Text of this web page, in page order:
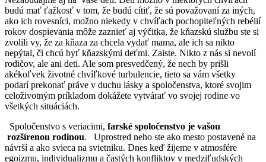
budú mať ťažkosť v tom, že budú cítiť, že sú považovaní za iných,
ako ich rovesníci, možno niekedy v chvíľach pochopiteľných rebélií
rokov dospievania môže zaznieť aj výčitka, že kňazskú službu ste si
zvolili vy, že za kňaza za chcela vydať mama, ale ich sa nikto
nepýtal, či chcú byť kňazskými deťmi. Zaiste. Nikto z nás si nevolí
rodičov, ale ani deti. Ale som presvedčený, že nech by prišli
akékoľvek životné chvíľkové turbulencie, tieto sa vám všetky
podarí prekonať práve v duchu lásky a spoločenstva, ktoré svojim
celoživotným príkladom dokážete vytvárať vo svojej rodine vo
všetkých situáciách.
Spoločenstvo s veriacimi, farské spoločenstvo je vašou
rozšírenou rodinou. Uprostred neho ste ako mesto postavené na
návrší a ako svieca na svietniku. Dnes keď žijeme v atmosfére
egoizmu, individualizmu a častých konfliktov v medziľudských